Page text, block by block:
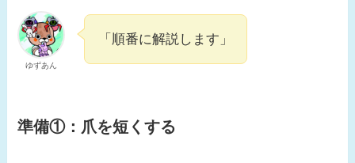
ゆずあん
「順番に解説します」
準備①： 爪を短くする